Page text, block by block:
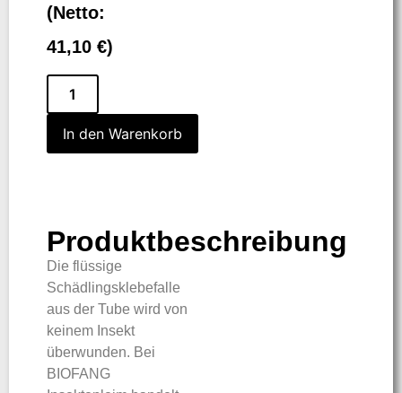
(Netto:
41,10 €)
In den Warenkorb
Produktbeschreibung
Die flüssige
Schädlingsklebefalle
aus der Tube wird von
keinem Insekt
überwunden. Bei
BIOFANG